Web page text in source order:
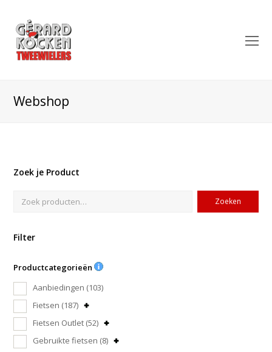
Webshop
Zoek je Product
Zoeken
Filter
Productcategorieën
Aanbiedingen (103)
Fietsen (187)
Fietsen Outlet (52)
Gebruikte fietsen (8)